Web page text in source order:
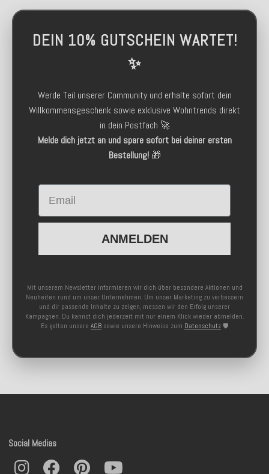
DEIN 10% GUTSCHEIN WARTET!
✨
Werde Teil unserer Community und erhalte sofort dein
Willkommensgeschenk sowie exklusive Wohntrends direkt
in dein Postfach 🚀
Melde dich jetzt an und spare sofort bei deiner ersten
Bestellung!🎁
Email
ANMELDEN
Mit unserem Newsletter informieren wir dich über besondere Aktionen und
Neuheiten rund um unser Unternehmen. Um unser Marketing zu verbessern
und dir passende Inhalte zu zeigen, messen wir den Erfolg unserer
Kampagnen. Du kannst dich jederzeit mit nur einem Klick wieder abmelden.
Es gelten unsere AGB sowie unsere Hinweise zum Datenschutz 🛡️
Social Medias